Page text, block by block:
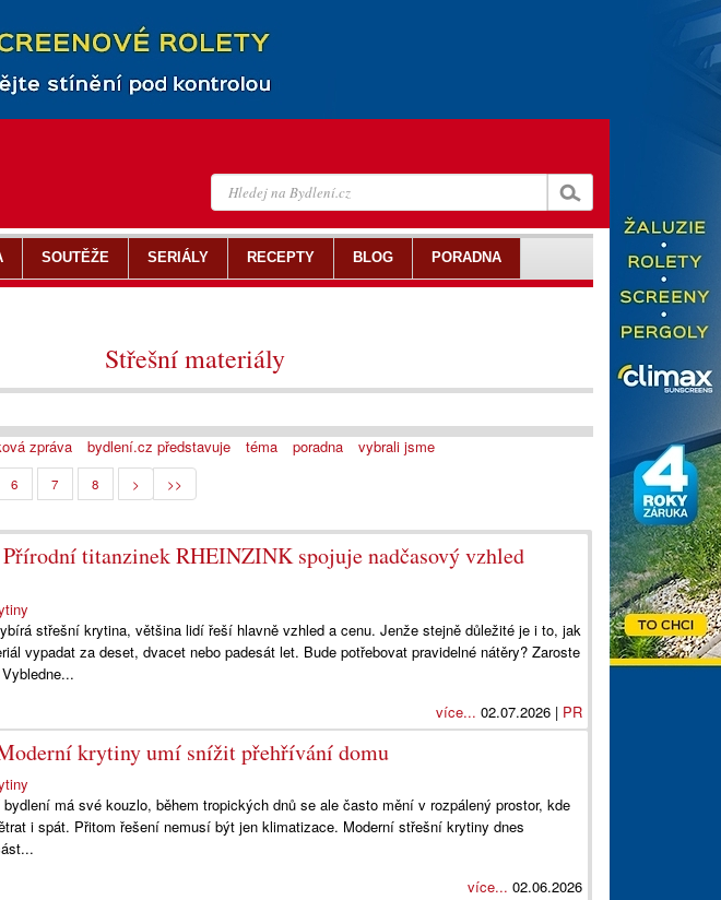
Střešní materiály
zpráva bydlení.cz představuje téma poradna
vybrali jsme
6 7 8 > >>
titanzinek RHEINZINK spojuje nadčasový vzhled
střešní krytina, většina lidí řeší hlavně vzhled a cenu. Jenže stejně důležité je i to, jak
vypadat za deset, dvacet nebo padesát let. Bude potřebovat pravidelné nátěry? Zaroste
více... 02.07.2026 | PR
krytiny umí snížit přehřívání domu
bydlení má své kouzlo, během tropických dnů se ale často mění v rozpálený prostor, kde
i spát. Přitom řešení nemusí být jen klimatizace. Moderní střešní krytiny dnes
více... 02.06.2026
SOUTĚŽE SERIÁLY RECEPTY BLOG PORADNA